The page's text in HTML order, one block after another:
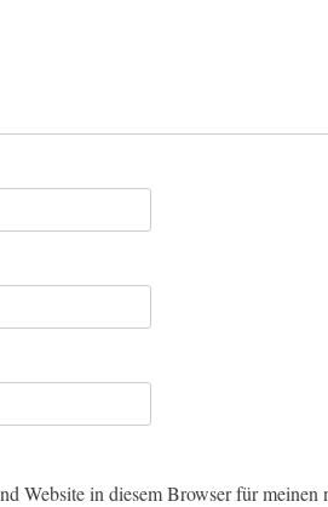
Website in diesem Browser für meinen